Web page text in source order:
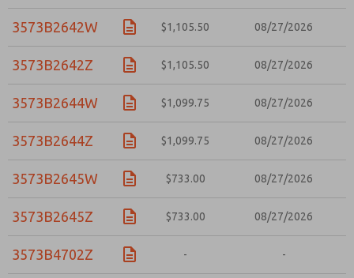
3573B2642W $1,105.50 08/27/2026
3573B2642Z $1,105.50 08/27/2026
3573B2644W $1,099.75 08/27/2026
3573B2644Z $1,099.75 08/27/2026
3573B2645W $733.00 08/27/2026
3573B2645Z $733.00 08/27/2026
3573B4702Z - -